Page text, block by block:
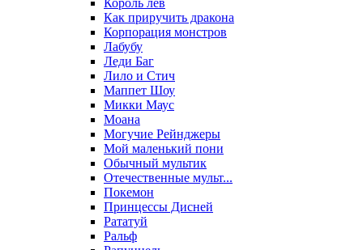
Король лев
Как приручить дракона
Корпорация монстров
Лабубу
Леди Баг
Лило и Стич
Маппет Шоу
Микки Маус
Моана
Могучие Рейнджеры
Мой маленький пони
Обычный мультик
Отечественные мульт...
Покемон
Принцессы Дисней
Рататуй
Ральф